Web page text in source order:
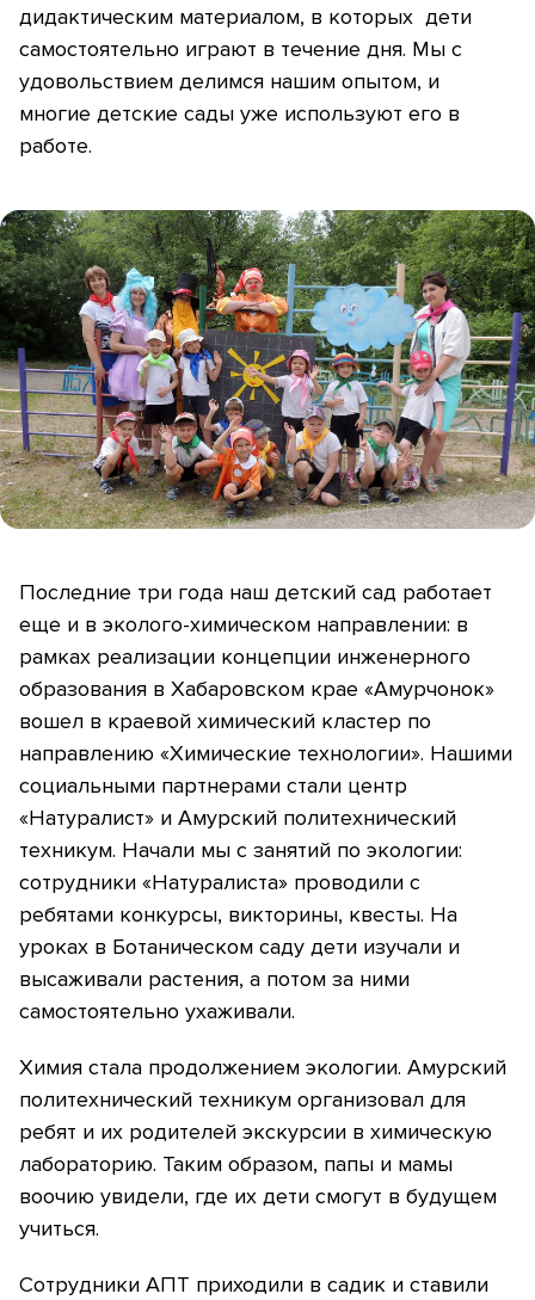
дидактическим материалом, в которых дети
самостоятельно играют в течение дня. Мы с
удовольствием делимся нашим опытом, и
многие детские сады уже используют его в
работе.
Последние три года наш детский сад работает
еще и в эколого-химическом направлении: в
рамках реализации концепции инженерного
образования в Хабаровском крае «Амурчонок»
вошел в краевой химический кластер по
направлению «Химические технологии». Нашими
социальными партнерами стали центр
«Натуралист» и Амурский политехнический
техникум. Начали мы с занятий по экологии:
сотрудники «Натуралиста» проводили с
ребятами конкурсы, викторины, квесты. На
уроках в Ботаническом саду дети изучали и
высаживали растения, а потом за ними
самостоятельно ухаживали.
Химия стала продолжением экологии. Амурский
политехнический техникум организовал для
ребят и их родителей экскурсии в химическую
лабораторию. Таким образом, папы и мамы
воочию увидели, где их дети смогут в будущем
учиться.
Сотрудники АПТ приходили в садик и ставили